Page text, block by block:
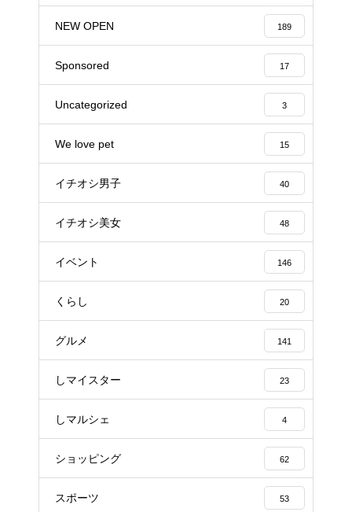
NEW OPEN 189
Sponsored 17
Uncategorized 3
We love pet 15
イチオシ男子 40
イチオシ美女 48
イベント 146
くらし 20
グルメ 141
しマイスター 23
しマルシェ 4
ショッピング 62
スポーツ 53